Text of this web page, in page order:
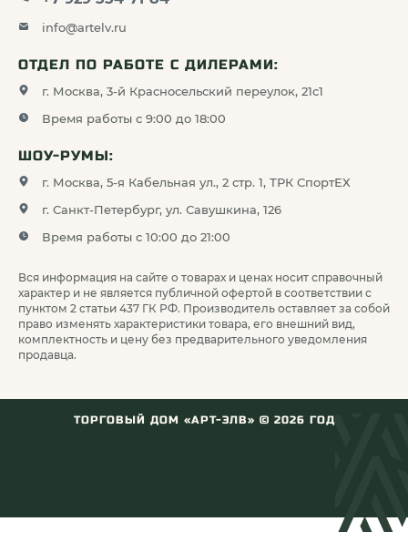
info@artelv.ru
ОТДЕЛ ПО РАБОТЕ С ДИЛЕРАМИ:
г. Москва, 3-й Красносельский переулок, 21с1
Время работы с 9:00 до 18:00
ШОУ-РУМЫ:
г. Москва, 5-я Кабельная ул., 2 стр. 1, ТРК СпортЕХ
г. Санкт-Петербург, ул. Савушкина, 126
Время работы с 10:00 до 21:00
Вся информация на сайте о товарах и ценах носит справочный
характер и не является публичной офертой в соответствии с
пунктом 2 статьи 437 ГК РФ. Производитель оставляет за собой
право изменять характеристики товара, его внешний вид,
комплектность и цену без предварительного уведомления
продавца.
ТОРГОВЫЙ ДОМ «АРТ-ЭЛВ» © 2026 ГОД